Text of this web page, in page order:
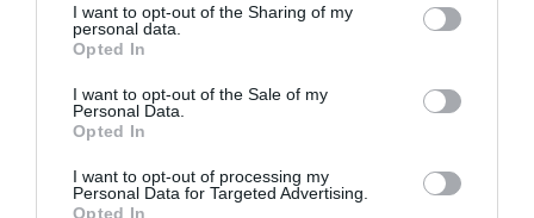
I want to opt-out of the Sharing of my
personal data.
Opted In
I want to opt-out of the Sale of my
Personal Data.
Opted In
I want to opt-out of processing my
Personal Data for Targeted Advertising.
Opted In
rehabilitació, ha valorat l'avantatge de "crear un
edifici sabent qui l'ocuparà", que és el cas actual.
En la rehabilitació de l'edifici, que ha implicat una
inversió de set milions d'euros, Soria assegura que
reforma gira al voltant de la llum. Hem mantingut